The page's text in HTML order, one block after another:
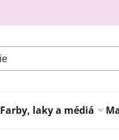
Farby, laky a médiá